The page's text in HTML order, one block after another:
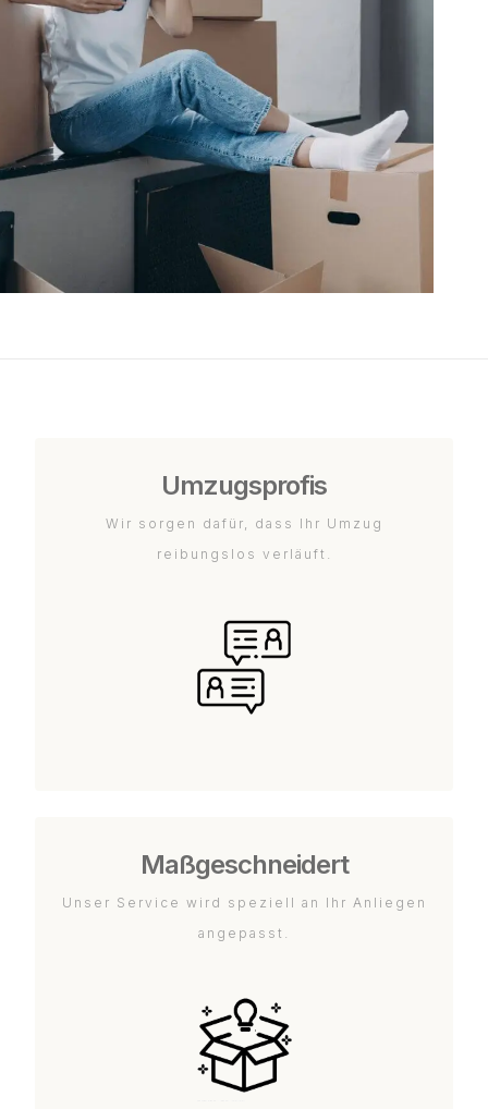
Umzugsprofis
Wir sorgen dafür, dass Ihr Umzug
reibungslos verläuft.
Maßgeschneidert
Unser Service wird speziell an Ihr Anliegen
angepasst.